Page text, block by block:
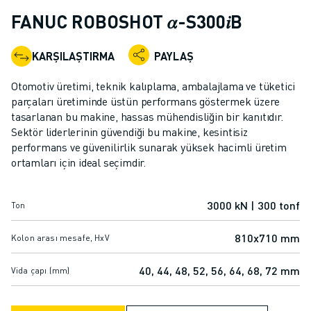
İŞBIRLIKÇI ROBOTLAR
ROBOT YELPAZESI
ROBOT KONTROLÖRLERI
ROBOT AKSESUARLARI
ROBOT YAZILIMI
SIMÜLASYON YAZILIMI
EĞITIM AMAÇLI ROBOTIK ÜRÜNLERI
ROBOT OTOMASYONU
ARK KAYNAK ROBOTLARI
ARC MATE SERISI
M-900 SERISI
DELTA ROBOTLAR
BOYA ROBOTLARI
FANUC ROBOSHOT 𝛼-S300𝑖B
KARŞILAŞTIRMA PAYLAŞ
Otomotiv üretimi, teknik kalıplama, ambalajlama ve tüketici
parçaları üretiminde üstün performans göstermek üzere
tasarlanan bu makine, hassas mühendisliğin bir kanıtıdır.
Sektör liderlerinin güvendiği bu makine, kesintisiz
performans ve güvenilirlik sunarak yüksek hacimli üretim
ortamları için ideal seçimdir.
Ton 3000 kN | 300 tonf
Kolon arası mesafe, HxV 810x710 mm
Vida çapı (mm) 40, 44, 48, 52, 56, 64, 68, 72 mm